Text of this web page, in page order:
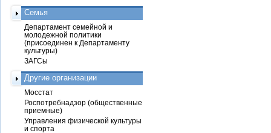
Семья
Департамент семейной и
молодежной политики
(присоединен к Департаменту
культуры)
ЗАГСы
Другие организации
Мосстат
Роспотребнадзор (общественные
приемные)
Управления физической культуры
и спорта